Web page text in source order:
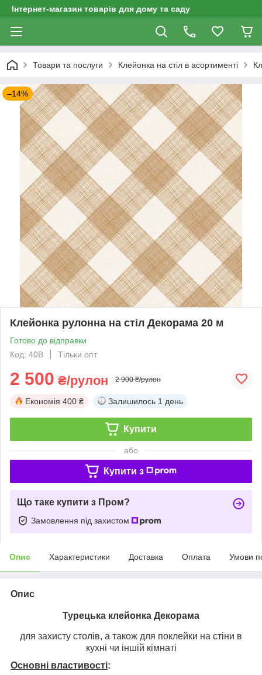
Інтернет-магазин товарів для дому та саду
Товари та послуги Клейонка на стіл в асортименті
–14%
Клейонка рулонна на стіл Декорама 20 м
Готово до відправки
Код: 40B
Тільки опт
2 500 ₴/рулон 2 900 ₴/рулон
Економія 400 ₴ Залишилось 1 день
Купити
або
Купити з
Що таке купити з Пром?
Замовлення під захистом
Опис Характеристики Доставка Оплата Умови
Опис
Турецька клейонка Декорама
для захисту столів, а також для поклейки на стіни в
кухні чи іншій кімнаті
Основні властивості: